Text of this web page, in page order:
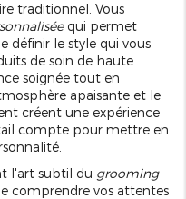
traditionnel. Vous
qui permet
définir le style qui vous
de soin de haute
soignée tout en
apaisante et le
créent une expérience
compte pour mettre en
l'art subtil du grooming
comprendre vos attentes